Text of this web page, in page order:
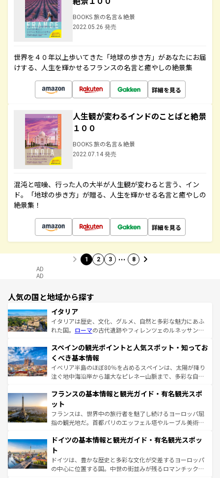
BOOKS 旅の名言＆絶景
2022.05.26 発売
世界を４０年以上歩いてきた「地球の歩き方」があなたにお届
けする、人生を輝かせるフランスの名言と癒やしの絶景集
詳細を見る
人生観が変わるインドのことばと絶景
１００
BOOKS 旅の名言＆絶景
2022.07.14 発売
混沌と喧噪、行った人の大半が人生観が変わると言う、イン
ド。「地球の歩き方」が贈る、人生を輝かせる名言と癒やしの
絶景集！
詳細を見る
1 2 3 … 8
AD
AD
人気の国と地域から探す
イタリア
イタリアは歴史、文化、グルメ、自然と多彩な魅力にあふ
れた国。 ローマの古代遺跡やフィレンツェのルネッサンス
ろん、トスカーナの美しい田園風景やアマルフィ海岸の絶
景など、自然景観も見逃せない。観光の合間には、本場の
ピザやパスタなど、絶品のイタリア料理を堪能することも
できる。朝目覚めてから夜眠るまで、すべての瞬間を楽し
なお、新着のイタリア情報はコンテンツ一覧を参照してほ
しい。
スペインの観光ポイントと人気スポット・知ってお
くべき基本情報
イベリア半島のほぼ80％を占めるスペインは、太陽が降り
注ぐ地中海沿岸から雄大なピレネー山脈まで、多彩な自然
文化が根付くこの国では、情熱的なフラメンコ、熱気あふ
れる闘牛、そして美味しいタパスが生活の一部となってい
る。首都マドリードの洗練された雰囲気や、バルセロナの
アートに溢れた街角から、地方では古代ローマ遺跡や中世
せる。地方によって風土や気候が異なるスペインはその個
ンテンツ一覧 を参照してほしい。
フランスの基本情報と観光ガイド・有名観光スポ
ット
フランスは、世界中の旅行者を魅了し続けるヨーロッパ屈
指の観光地だ。首都パリのエッフェル塔やルーブル美術館
で、幅広い魅力が詰まっている。華麗な宮殿、歴史的な大
聖堂、美しいビーチ、そして豊かな自然が、訪れる者を心
から魅了する。また、フランスは美食の国としても知ら
れ、フランス料理はユネスコ無形文化遺産にも登録されて
ドイツの基本情報と観光ガイド・有名観光スポッ
ト
ドイツは、豊かな歴史と多彩な文化が交差するヨーロッパ
の中心に位置する国。中世の街並みが残るロマンチック街